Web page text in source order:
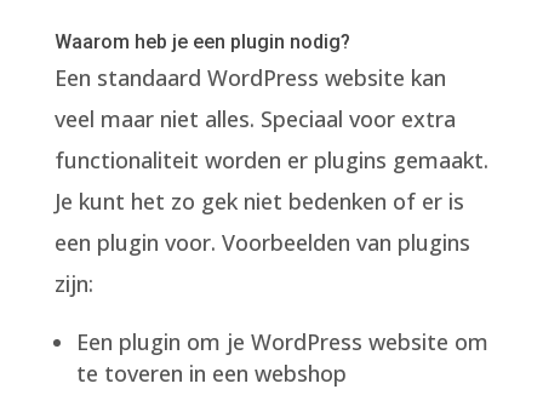
Waarom heb je een plugin nodig?
Een standaard WordPress website kan
veel maar niet alles. Speciaal voor extra
functionaliteit worden er plugins gemaakt.
Je kunt het zo gek niet bedenken of er is
een plugin voor. Voorbeelden van plugins
zijn:
Een plugin om je WordPress website om
te toveren in een webshop